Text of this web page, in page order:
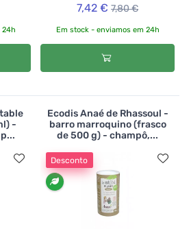
24h
7,42 € 7,80 €
Em stock - enviamos em 24h
-
Ecodis Anaé de Rhassoul -
barro marroquino (frasco
de 500 g) - champô,...
Desconto